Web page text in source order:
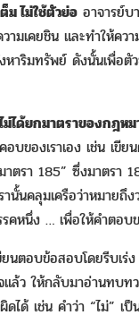
ม ไม่ใช้ตัวย่อ อาจารย์บ
ามเคยชิน และทำให้
ริมทรัพย์ ดังนั้นเพื่อตั
ได้ยกมาตราของกฎห
อบของเราเอง เช่น
ตรา 185” ซึ่งมาตรา
านั้นคลุมเครือว่าหม
คหนึ่ง … เพื่อให้คำตอ
ยนตอบข้อสอบโดยรีบเ
ให้กลับมาอ่านทบทว
ด้ เช่น คำว่า “ไม่”